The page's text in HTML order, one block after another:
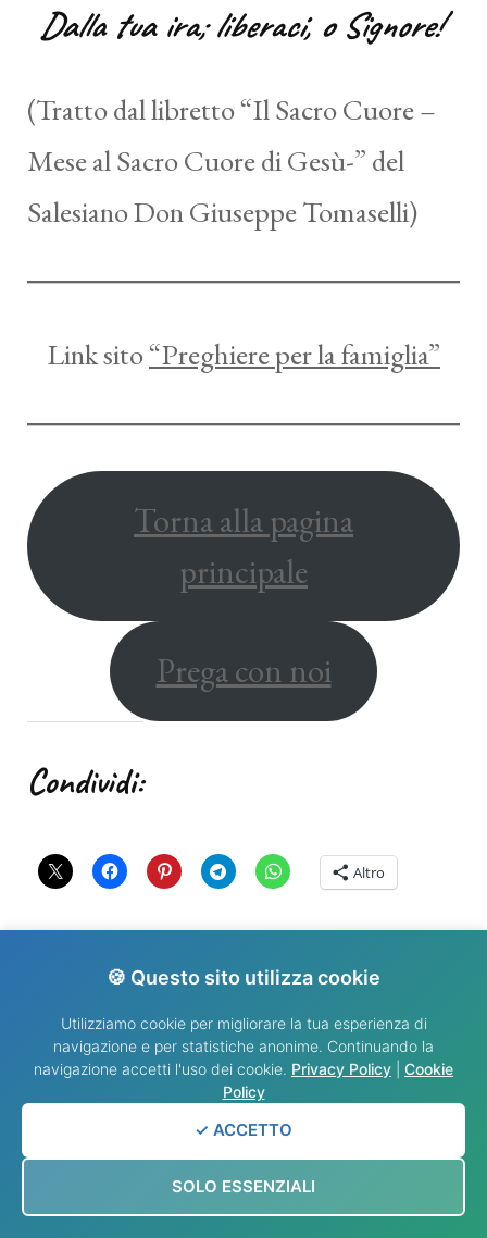
Dalla tua ira; liberaci, o Signore!
(Tratto dal libretto “Il Sacro Cuore –
Mese al Sacro Cuore di Gesù-” del
Salesiano Don Giuseppe Tomaselli)
Link sito“Preghiere per la famiglia”
Torna alla pagina
principale
Prega con noi
Condividi:
Altro
Correlati
VANGELO DEL
VANGELO DEL
🍪 Questo sito utilizza cookie
Utilizziamo cookie per migliorare la tua esperienza di
navigazione e per statistiche anonime. Continuando la
navigazione accetti l'uso dei cookie. Privacy Policy
Cookie
Policy
✓ ACCETTO
SOLO ESSENZIALI